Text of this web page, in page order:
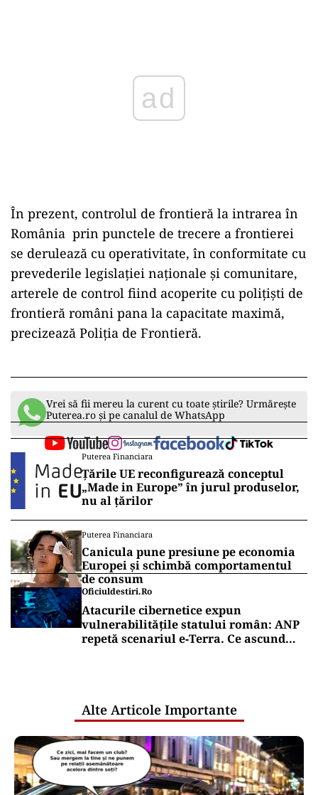
ad
În prezent, controlul de frontieră la intrarea în
România prin punctele de trecere a frontierei
se derulează cu operativitate, în conformitate cu
prevederile legislaţiei naţionale şi comunitare,
arterele de control fiind acoperite cu poliţişti de
frontieră români pana la capacitate maximă,
precizează Poliţia de Frontieră.
Vrei să fii mereu la curent cu toate știrile? Urmărește
Puterea.ro și pe canalul de WhatsApp
Puterea Financiara
Țările UE reconfigurează conceptul
„Made in Europe” în jurul produselor,
nu al țărilor
Puterea Financiara
Canicula pune presiune pe economia
Europei și schimbă comportamentul
de consum
Oficiuldestiri.ro
Atacurile cibernetice expun
vulnerabilitățile statului român: ANP
repetă scenariul e‑Terra. Ce ascund
Alte Articole Importante